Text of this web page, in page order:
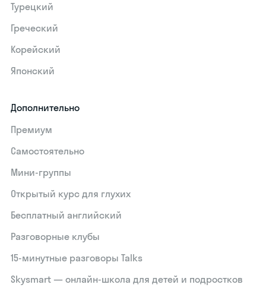
Турецкий
Греческий
Корейский
Японский
Дополнительно
Премиум
Самостоятельно
Мини-группы
Открытый курс для глухих
Бесплатный английский
Разговорные клубы
15‑минутные разговоры Talks
Skysmart — онлайн-школа для детей и подростков